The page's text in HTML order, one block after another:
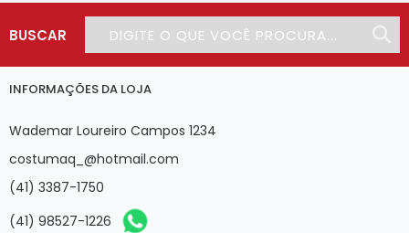
BUSCAR
INFORMAÇÕES DA LOJA
Wademar Loureiro Campos 1234
costumaq_@hotmail.com
(41) 3387-1750
(41) 98527-1226